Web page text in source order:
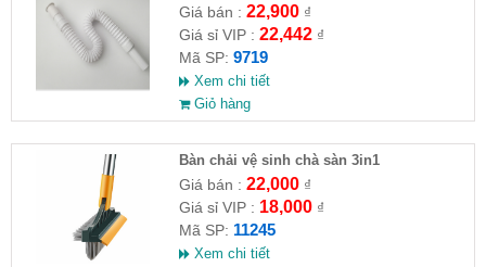
Giá bán : 22,900₫
Giá sỉ VIP : 22,442₫
Mã SP: 9719
Xem chi tiết
Giỏ hàng
Bàn chải vệ sinh chà sàn 3in1
Giá bán : 22,000₫
Giá sỉ VIP : 18,000₫
Mã SP: 11245
Xem chi tiết